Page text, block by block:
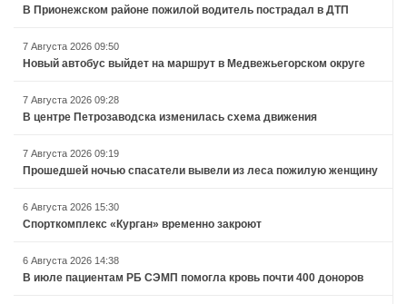
В Прионежском районе пожилой водитель пострадал в ДТП
7 Августа 2026 09:50
Новый автобус выйдет на маршрут в Медвежьегорском округе
7 Августа 2026 09:28
В центре Петрозаводска изменилась схема движения
7 Августа 2026 09:19
Прошедшей ночью спасатели вывели из леса пожилую женщину
6 Августа 2026 15:30
Спорткомплекс «Курган» временно закроют
6 Августа 2026 14:38
В июле пациентам РБ СЭМП помогла кровь почти 400 доноров